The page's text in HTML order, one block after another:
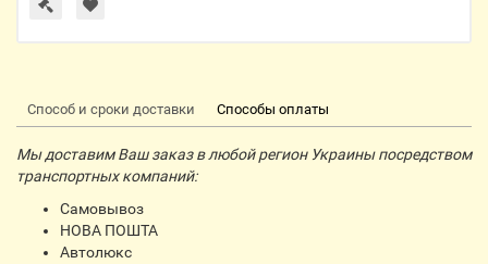
Способ и сроки доставки Способы оплаты
Мы доставим Ваш заказ в любой регион Украины посредством
транспортных компаний:
Самовывоз
НОВА ПОШТА
Автолюкс